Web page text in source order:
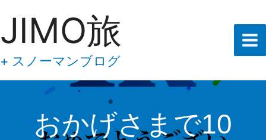
を
ス
JIMO旅
+ スノーマンブログ
おかげさまで10
な
ー